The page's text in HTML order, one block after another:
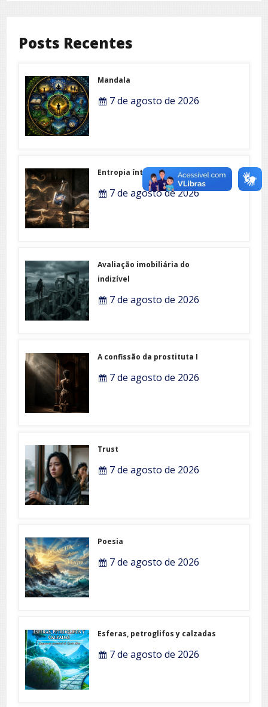
Posts Recentes
Mandala
7 de agosto de 2026
Entropia íntima
7 de agosto de 2026
Avaliação imobiliária do
indizível
7 de agosto de 2026
A confissão da prostituta I
7 de agosto de 2026
Trust
7 de agosto de 2026
Poesia
7 de agosto de 2026
Esferas, petroglifos y calzadas
7 de agosto de 2026